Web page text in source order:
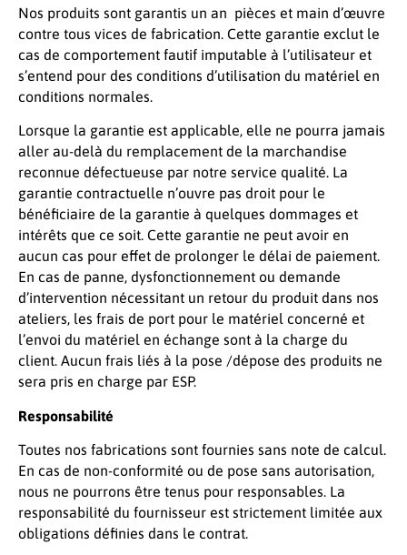
Nos produits sont garantis un an pièces et main d’œuvre
contre tous vices de fabrication. Cette garantie exclut le
cas de comportement fautif imputable à l’utilisateur et
s’entend pour des conditions d’utilisation du matériel en
conditions normales.
Lorsque la garantie est applicable, elle ne pourra jamais
aller au-delà du remplacement de la marchandise
reconnue défectueuse par notre service qualité. La
garantie contractuelle n’ouvre pas droit pour le
bénéficiaire de la garantie à quelques dommages et
intérêts que ce soit. Cette garantie ne peut avoir en
aucun cas pour effet de prolonger le délai de paiement.
En cas de panne, dysfonctionnement ou demande
d’intervention nécessitant un retour du produit dans nos
ateliers, les frais de port pour le matériel concerné et
l’envoi du matériel en échange sont à la charge du
client. Aucun frais liés à la pose /dépose des produits ne
sera pris en charge par ESP.
Responsabilité
Toutes nos fabrications sont fournies sans note de calcul.
En cas de non-conformité ou de pose sans autorisation,
nous ne pourrons être tenus pour responsables. La
responsabilité du fournisseur est strictement limitée aux
obligations définies dans le contrat.